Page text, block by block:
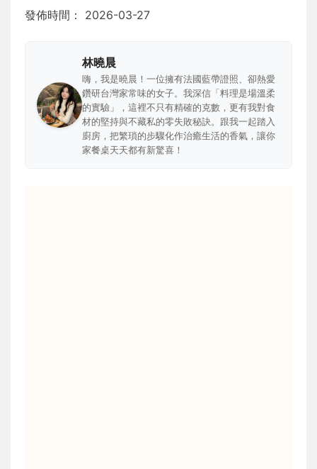
發佈時間： 2026-03-27
林曉晨
嗨，我是曉晨！一位擁有法國藍帶證照、卻熱愛
鑽研台灣家常味的女子。我深信「料理是場溫柔
的實驗」，這裡不只有精確的克數，更有我對食
材的堅持與不藏私的零失敗秘訣。跟我一起踏入
廚房，把繁瑣的步驟化作治癒生活的香氣，讓你
家餐桌天天都有新驚喜！